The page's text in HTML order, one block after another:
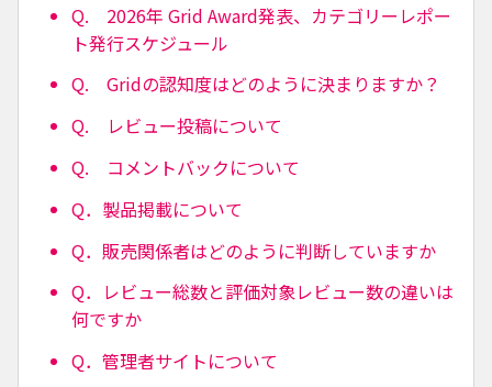
Q. 2026年 Grid Award発表、カテゴリーレポー
ト発行スケジュール
Q. Gridの認知度はどのように決まりますか？
Q. レビュー投稿について
Q. コメントバックについて
Q．製品掲載について
Q．販売関係者はどのように判断していますか
Q．レビュー総数と評価対象レビュー数の違いは
何ですか
Q．管理者サイトについて